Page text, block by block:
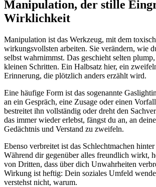
Manipulation, der stille
Wirklichkeit
Manipulation ist das Werkzeug, mit dem
wirkungsvollsten arbeiten. Sie verändern, wie
selbst wahrnimmst. Das geschieht selten
kleinen Schritten. Ein Halbsatz hier, ein
Erinnerung, die plötzlich anders erzählt wird.
Eine häufige Form ist das sogenannte
an ein Gespräch, eine Zusage oder einen
bestreitet ihn vollständig oder dreht den
das immer wieder erlebst, fängst du an, an
Gedächtnis und Verstand zu zweifeln.
Ebenso verbreitet ist das Schlechtmachen
Während dir gegenüber alles freundlich wirkt,
von Dritten, dass über dich Unwahrheiten
Wirkung ist heftig: Dein soziales Umfeld
verstehst nicht, warum.